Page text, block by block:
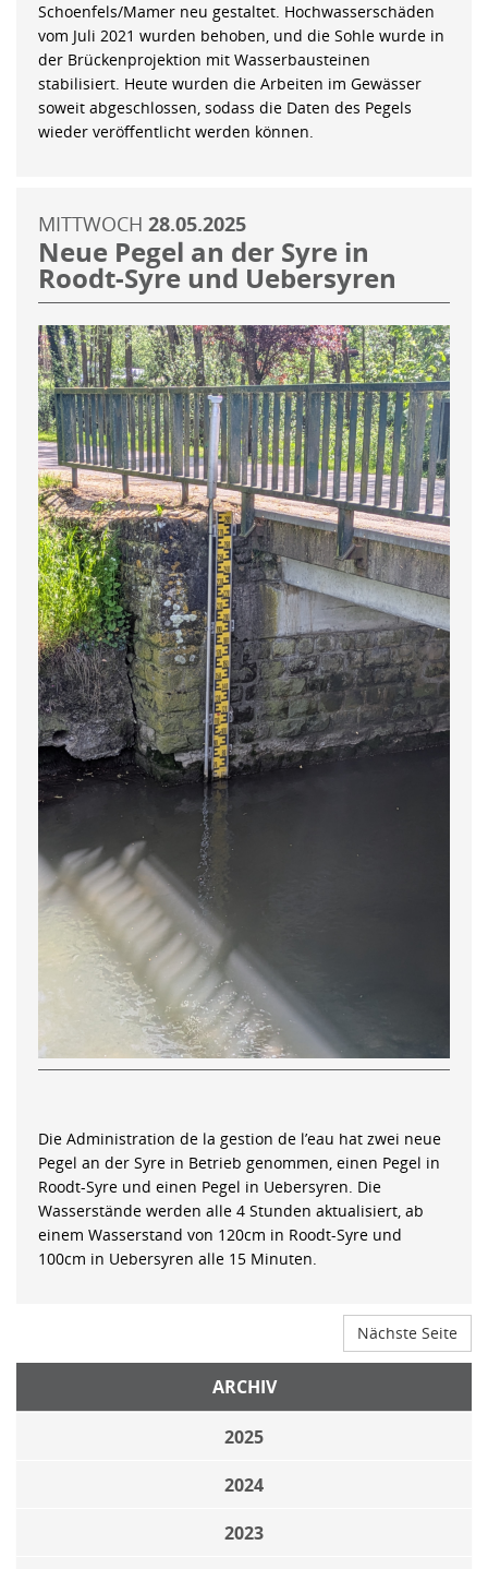
Schoenfels/Mamer neu gestaltet. Hochwasserschäden
vom Juli 2021 wurden behoben, und die Sohle wurde in
der Brückenprojektion mit Wasserbausteinen
stabilisiert. Heute wurden die Arbeiten im Gewässer
soweit abgeschlossen, sodass die Daten des Pegels
wieder veröffentlicht werden können.
MITTWOCH 28.05.2025
Neue Pegel an der Syre in
Roodt-Syre und Uebersyren
Die Administration de la gestion de l’eau hat zwei neue
Pegel an der Syre in Betrieb genommen, einen Pegel in
Roodt-Syre und einen Pegel in Uebersyren. Die
Wasserstände werden alle 4 Stunden aktualisiert, ab
einem Wasserstand von 120cm in Roodt-Syre und
100cm in Uebersyren alle 15 Minuten.
Nächste Seite
ARCHIV
2025
2024
2023